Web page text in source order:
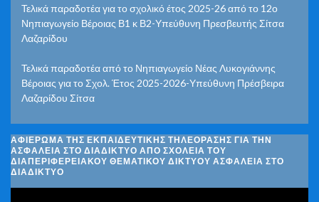
Τελικά παραδοτέα για το σχολικό έτος 2025-26 από το 12ο
Νηπιαγωγείο Βέροιας Β1 κ Β2-Υπεύθυνη Πρεσβευτής Σίτσα
Λαζαρίδου
Τελικά παραδοτέα από το Νηπιαγωγείο Νέας Λυκογιάννης
Βέροιας για το Σχολ. Έτος 2025-2026-Υπεύθυνη Πρέσβειρα
Λαζαρίδου Σίτσα
ΑΦΙΈΡΩΜΑ ΤΗΣ ΕΚΠΑΙΔΕΥΤΙΚΉΣ ΤΗΛΕΌΡΑΣΗΣ ΓΙΑ ΤΗΝ
ΑΣΦΆΛΕΙΑ ΣΤΟ ΔΙΑΔΊΚΤΥΟ ΑΠΌ ΣΧΟΛΕΊΑ ΤΟΥ
ΔΙΑΠΕΡΙΦΕΡΕΙΑΚΟΎ ΘΕΜΑΤΙΚΟΎ ΔΙΚΤΎΟΥ ΑΣΦΆΛΕΙΑ ΣΤΟ
ΔΙΑΔΊΚΤΥΟ